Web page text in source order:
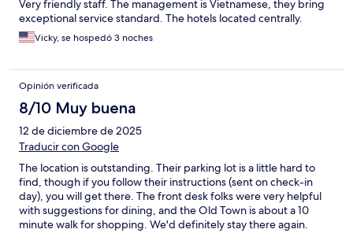
Very friendly staff. The management is Vietnamese, they bring
exceptional service standard. The hotels located centrally.
Vicky, se hospedó 3 noches
Opinión verificada
8/10 Muy buena
12 de diciembre de 2025
Traducir con Google
The location is outstanding. Their parking lot is a little hard to
find, though if you follow their instructions (sent on check-in
day), you will get there. The front desk folks were very helpful
with suggestions for dining, and the Old Town is about a 10
minute walk for shopping. We'd definitely stay there again.